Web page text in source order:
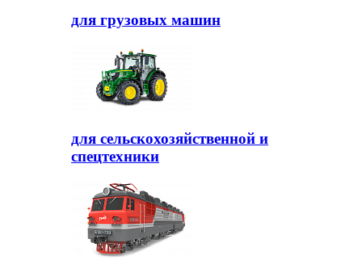
для грузовых машин
для сельскохозяйственной и
спецтехники